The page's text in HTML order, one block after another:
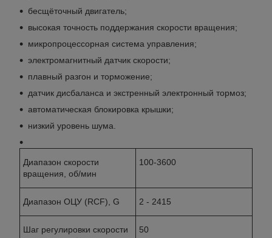
бесщёточный двигатель;
высокая точность поддержания скорости вращения;
микропроцессорная система управления;
электромагнитный датчик скорости;
плавный разгон и торможение;
датчик дисбаланса и экстренный электронный тормоз;
автоматическая блокировка крышки;
низкий уровень шума.
Диапазон скорости
вращения, об/мин
100-3600
Диапазон ОЦУ (RCF), G 2 - 2415
Шаг регулировки скорости
50